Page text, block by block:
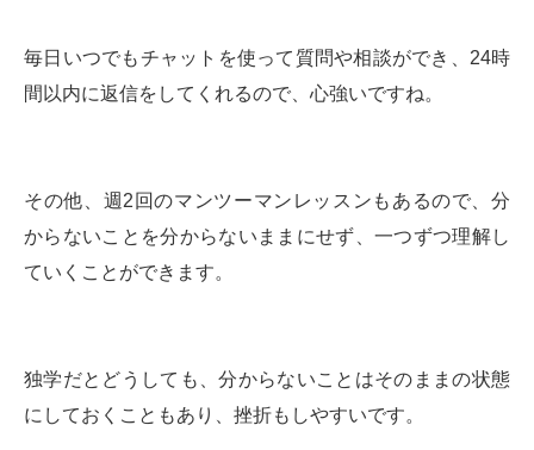
毎日いつでもチャットを使って質問や相談ができ、24時
間以内に返信をしてくれるので、心強いですね。
その他、週2回のマンツーマンレッスンもあるので、分
からないことを分からないままにせず、一つずつ理解し
ていくことができます。
独学だとどうしても、分からないことはそのままの状態
にしておくこともあり、挫折もしやすいです。